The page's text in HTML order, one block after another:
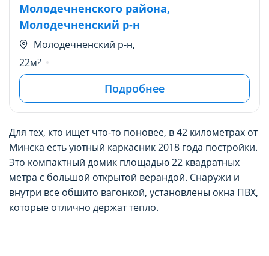
Молодечненского района,
Молодечненский р-н
Молодечненский р-н,
22м2
Подробнее
Для тех, кто ищет что-то поновее, в 42 километрах от
Минска есть уютный каркасник 2018 года постройки.
Это компактный домик площадью 22 квадратных
метра с большой открытой верандой. Снаружи и
внутри все обшито вагонкой, установлены окна ПВХ,
которые отлично держат тепло.